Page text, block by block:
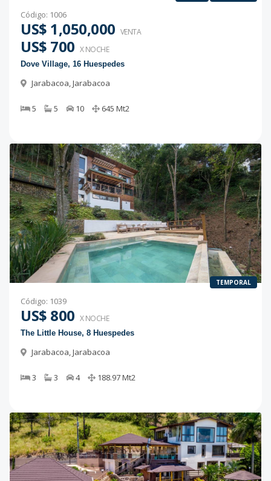
Código: 1006
US$ 1,050,000 VENTA
US$ 700 X NOCHE
Dove Village, 16 Huespedes
Jarabacoa,Jarabacoa
5 5 10 645 Mt2
TEMPORAL
Código: 1039
US$ 800 X NOCHE
The Little House, 8 Huespedes
Jarabacoa,Jarabacoa
3 3 4 188.97Mt2